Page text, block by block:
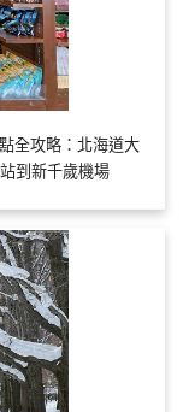
全攻略：北海道大
到新千歲機場